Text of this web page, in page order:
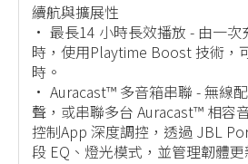
續航與擴展性
• 最長14 小時長效播放 - 由一
時，使用Playtime Boost 技術，
時。
• Auracast™ 多音箱串聯 - 無線
聲，或串聯多台 Auracast™ 相容
控制App 深度調控，透過 JBL
段 EQ、燈光模式，並管理韌體更